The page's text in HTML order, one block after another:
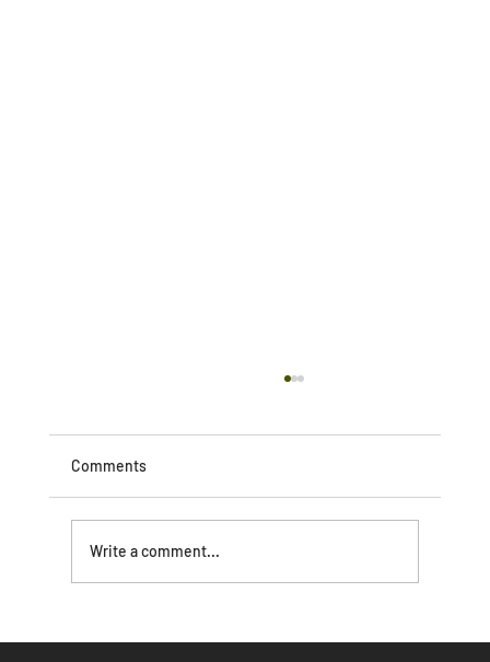
Comments
Write a comment...